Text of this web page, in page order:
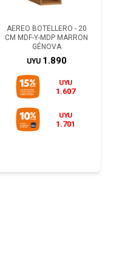
AEREO BOTELLERO - 20
CM MDF-Y-MDP MARRON
GÉNOVA
UYU 1.890
UYU
1.607
UYU
1.701